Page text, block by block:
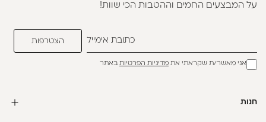
על המבצעים החמים וההטבות הכי שוות!
אני מאשר/ת שקראתי את מדיניות הפרטיותבאתר
חנות